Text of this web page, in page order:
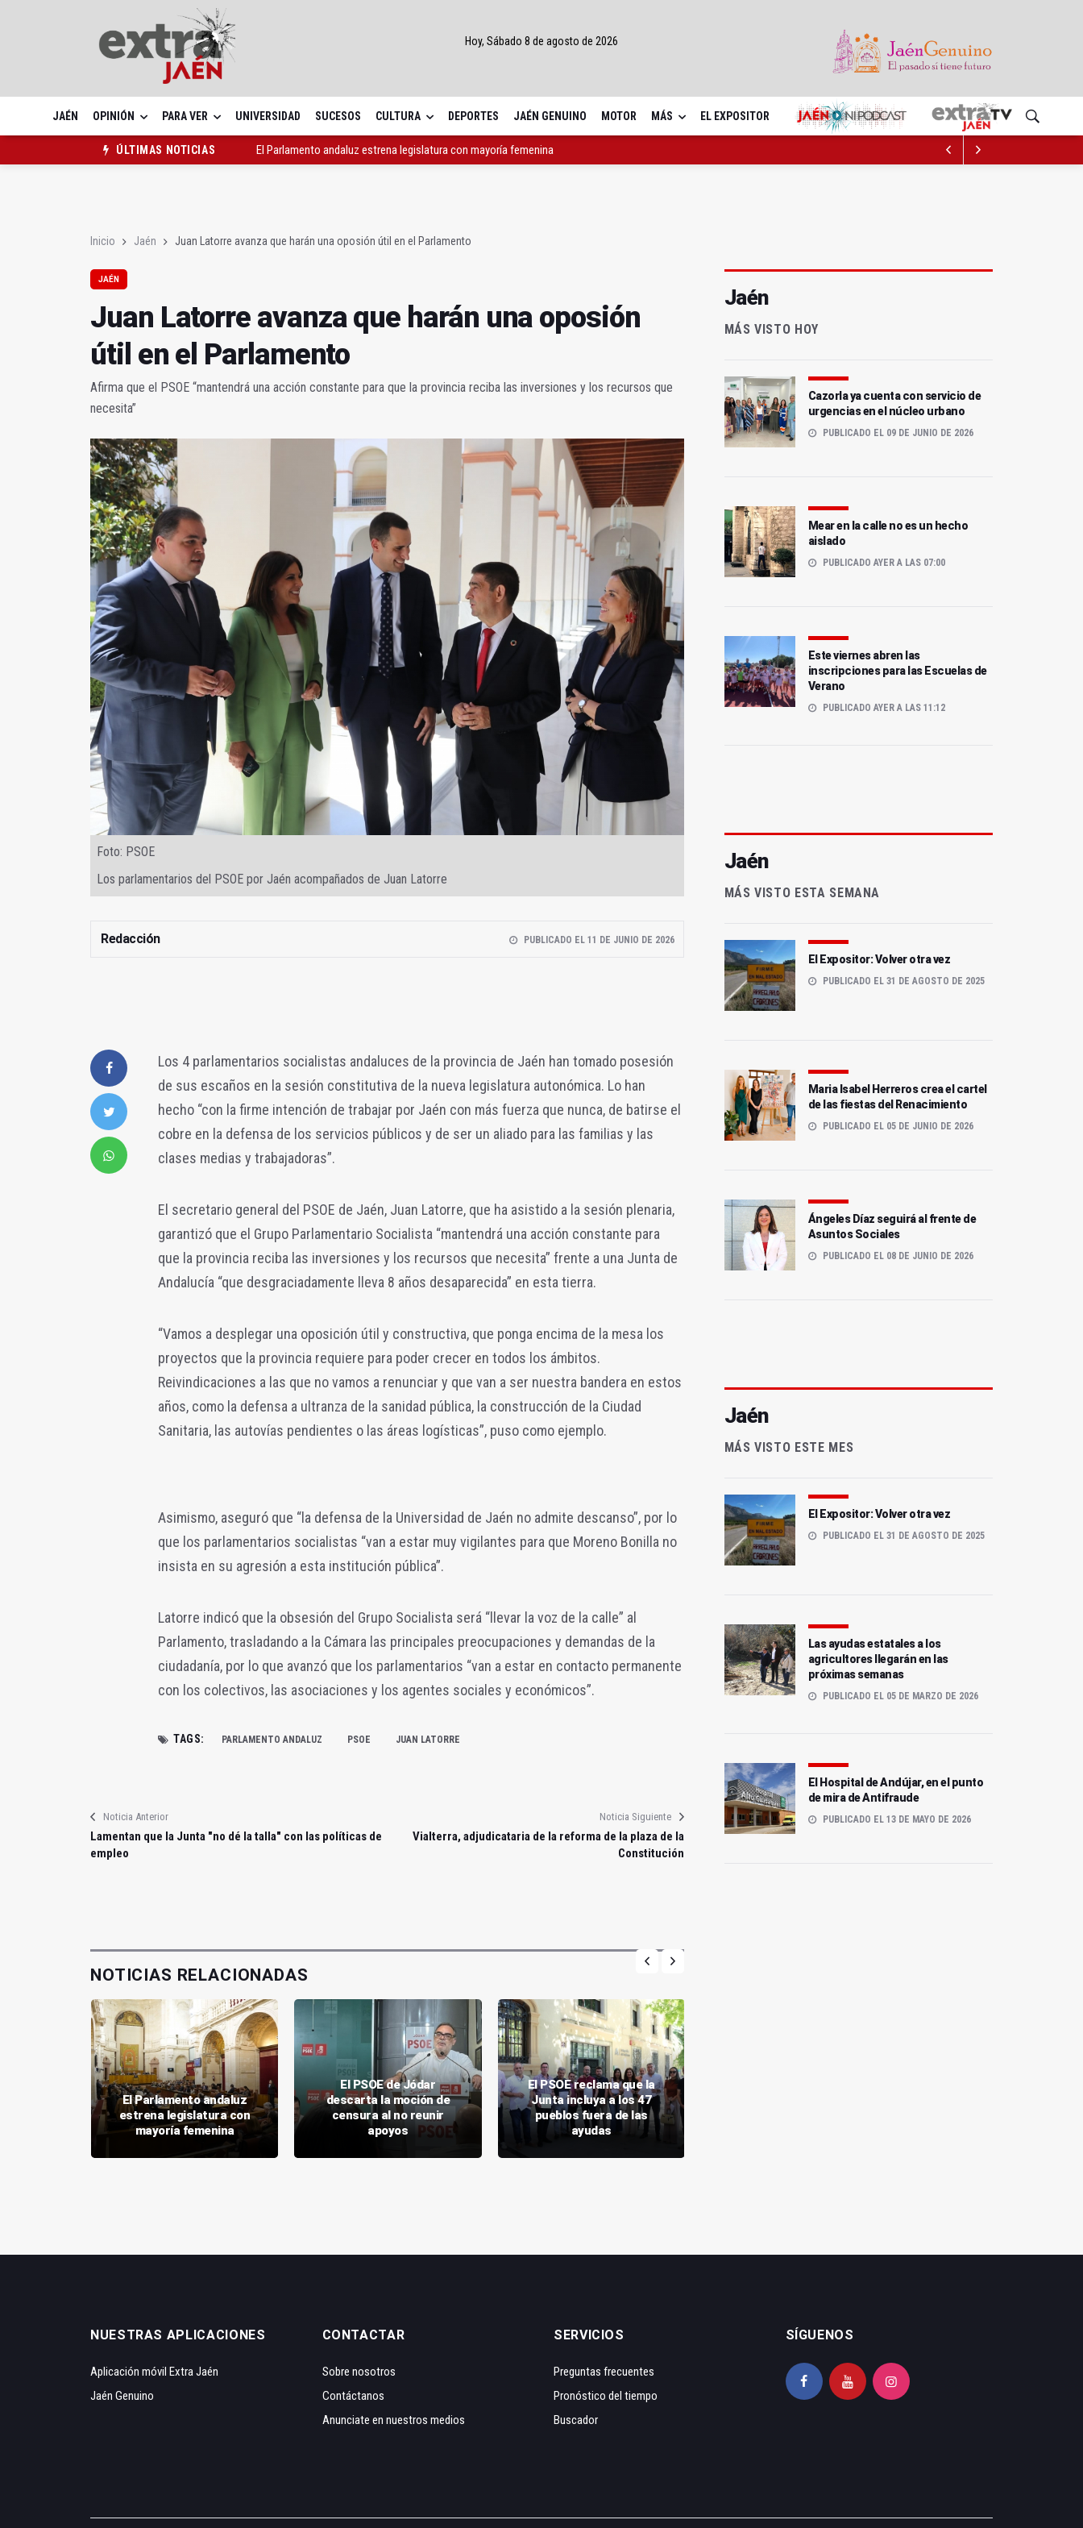
Hoy, Sábado 8 de agosto de 2026
JAÉN OPINIÓN PARA VER UNIVERSIDAD SUCESOS CULTURA DEPORTES JAÉN GENUINO MOTOR MÁS EL EXPOSITOR
ÚLTIMAS NOTICIAS
El Parlamento andaluz estrena legislatura con mayoría femenina
Inicio Jaén Juan Latorre avanza que harán una oposión útil en el Parlamento
JAÉN
Juan Latorre avanza que harán una oposión
útil en el Parlamento
Afirma que el PSOE “mantendrá una acción constante para que la provincia reciba las inversiones y los recursos que
necesita”
Foto: PSOE
Los parlamentarios del PSOE por Jaén acompañados de Juan Latorre
Redacción PUBLICADO EL 11 DE JUNIO DE 2026
Los 4 parlamentarios socialistas andaluces de la provincia de Jaén han tomado posesión
de sus escaños en la sesión constitutiva de la nueva legislatura autonómica. Lo han
hecho “con la firme intención de trabajar por Jaén con más fuerza que nunca, de batirse el
cobre en la defensa de los servicios públicos y de ser un aliado para las familias y las
clases medias y trabajadoras”.
El secretario general del PSOE de Jaén, Juan Latorre, que ha asistido a la sesión plenaria,
garantizó que el Grupo Parlamentario Socialista “mantendrá una acción constante para
que la provincia reciba las inversiones y los recursos que necesita” frente a una Junta de
Andalucía “que desgraciadamente lleva 8 años desaparecida” en esta tierra.
“Vamos a desplegar una oposición útil y constructiva, que ponga encima de la mesa los
proyectos que la provincia requiere para poder crecer en todos los ámbitos.
Reivindicaciones a las que no vamos a renunciar y que van a ser nuestra bandera en estos
años, como la defensa a ultranza de la sanidad pública, la construcción de la Ciudad
Sanitaria, las autovías pendientes o las áreas logísticas”, puso como ejemplo.
Asimismo, aseguró que “la defensa de la Universidad de Jaén no admite descanso”, por lo
que los parlamentarios socialistas “van a estar muy vigilantes para que Moreno Bonilla no
insista en su agresión a esta institución pública”.
Latorre indicó que la obsesión del Grupo Socialista será “llevar la voz de la calle” al
Parlamento, trasladando a la Cámara las principales preocupaciones y demandas de la
ciudadanía, por lo que avanzó que los parlamentarios “van a estar en contacto permanente
con los colectivos, las asociaciones y los agentes sociales y económicos”.
TAGS: PARLAMENTO ANDALUZ PSOE JUAN LATORRE
Noticia Anterior
Lamentan que la Junta "no dé la talla" con las políticas de
empleo
Noticia Siguiente
Vialterra, adjudicataria de la reforma de la plaza de la
Constitución
NOTICIAS RELACIONADAS
El Parlamento andaluz
estrena legislatura con
mayoría femenina
El PSOE de Jódar
descarta la moción de
censura al no reunir
apoyos
El PSOE reclama que la
Junta incluya a los 47
pueblos fuera de las
ayudas
Jaén
MÁS VISTO HOY
Cazorla ya cuenta con servicio de
urgencias en el núcleo urbano
PUBLICADO EL 09 DE JUNIO DE 2026
Mear en la calle no es un hecho
aislado
PUBLICADO AYER A LAS 07:00
Este viernes abren las
inscripciones para las Escuelas de
Verano
PUBLICADO AYER A LAS 11:12
Jaén
MÁS VISTO ESTA SEMANA
El Expositor: Volver otra vez
PUBLICADO EL 31 DE AGOSTO DE 2025
Maria Isabel Herreros crea el cartel
de las fiestas del Renacimiento
PUBLICADO EL 05 DE JUNIO DE 2026
Ángeles Díaz seguirá al frente de
Asuntos Sociales
PUBLICADO EL 08 DE JUNIO DE 2026
Jaén
MÁS VISTO ESTE MES
El Expositor: Volver otra vez
PUBLICADO EL 31 DE AGOSTO DE 2025
Las ayudas estatales a los
agricultores llegarán en las
próximas semanas
PUBLICADO EL 05 DE MARZO DE 2026
El Hospital de Andújar, en el punto
de mira de Antifraude
PUBLICADO EL 13 DE MAYO DE 2026
NUESTRAS APLICACIONES
Aplicación móvil Extra Jaén
Jaén Genuino
CONTACTAR
Sobre nosotros
Contáctanos
Anunciate en nuestros medios
SERVICIOS
Preguntas frecuentes
Pronóstico del tiempo
Buscador
SÍGUENOS